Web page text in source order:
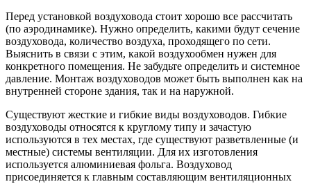
Перед установкой воздуховода стоит хорошо все рассчитать
(по аэродинамике). Нужно определить, какими будут сечение
воздуховода, количество воздуха, проходящего по сети.
Выяснить в связи с этим, какой воздухообмен нужен для
конкретного помещения. Не забудьте определить и системное
давление. Монтаж воздуховодов может быть выполнен как на
внутренней стороне здания, так и на наружной.
Существуют жесткие и гибкие виды воздуховодов. Гибкие
воздуховоды относятся к круглому типу и зачастую
используются в тех местах, где существуют разветвленные (и
местные) системы вентиляции. Для их изготовления
используется алюминиевая фольга. Воздуховод
присоединяется к главным составляющим вентиляционных